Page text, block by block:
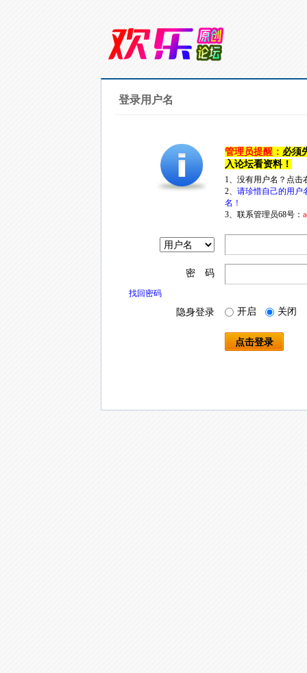
登录用户名
管理员提醒： 必须
入论坛看资料！
1、没有用户名？点
2、 请珍惜自己的用户
名！
3、联系管理员68号：
密 码
找回密码
隐身登录 开启 关闭
点击登录